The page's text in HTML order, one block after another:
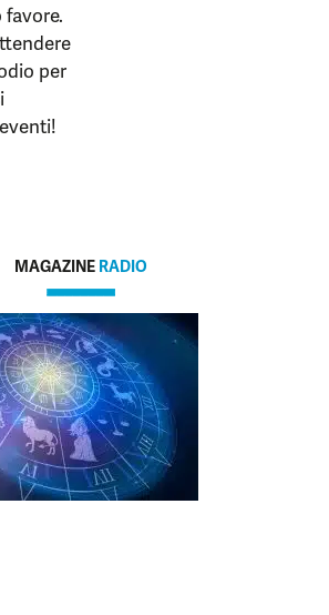
favore.
per
MAGAZINE RADIO